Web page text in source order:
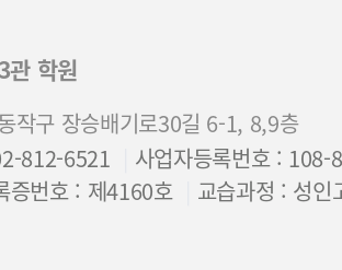
3관 학원
작구 장승배기로30길 6-1, 8,9층
812-6521
사업자등록번호 : 108-
증번호 : 제4160호
교습과정 : 성인